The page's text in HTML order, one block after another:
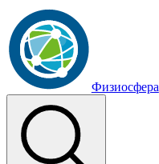
Физиосфера